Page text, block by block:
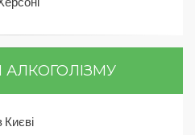
АЛКОГОЛІЗМУ
Києві